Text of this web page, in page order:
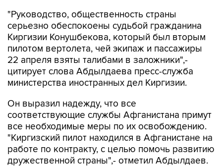
"Руководство, общественность страны
серьезно обеспокоены судьбой гражданина
Киргизии Конушбекова, который был вторым
пилотом вертолета, чей экипаж и пассажиры
22 апреля взяты талибами в заложники",-
цитирует слова Абдылдаева пресс-служба
министерства иностранных дел Киргизии.
Он выразил надежду, что все
соответствующие службы Афганистана примут
все необходимые меры по их освобождению.
"Киргизский пилот находился в Афганистане на
работе по контракту, с целью помочь развитию
дружественной страны",- отметил Абдылдаев.